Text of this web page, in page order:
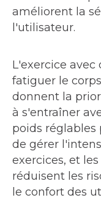
améliorent la
l'utilisateur.
L'exercice
fatiguer le
donnent la
à s'entraîner
poids
de gérer
exercices, et
réduisent les
le confort des